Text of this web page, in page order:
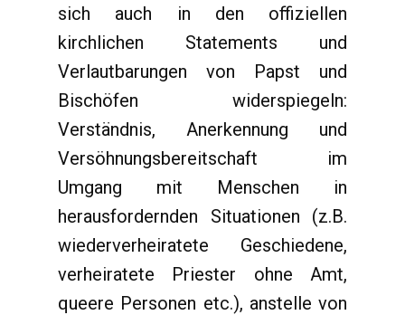
sich auch in den offiziellen
kirchlichen Statements und
Verlautbarungen von Papst und
Bischöfen widerspiegeln:
Verständnis, Anerkennung und
Versöhnungsbereitschaft im
Umgang mit Menschen in
herausfordernden Situationen (z.B.
wiederverheiratete Geschiedene,
verheiratete Priester ohne Amt,
queere Personen etc.), anstelle von